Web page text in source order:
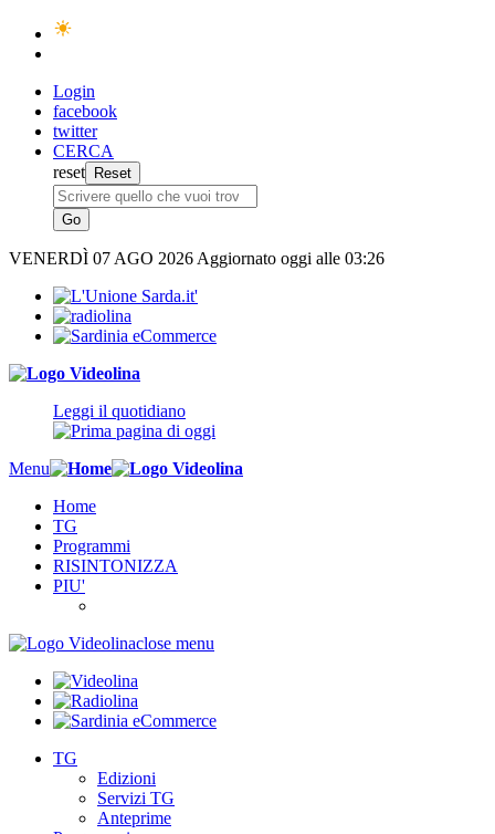
Login
facebook
twitter
CERCA
reset
VENERDÌ 07 AGO 2026 Aggiornato oggi alle 03:26
Leggi il quotidiano
Menu
Home
TG
Programmi
RISINTONIZZA
PIU'
close menu
TG
Edizioni
Servizi TG
Anteprime